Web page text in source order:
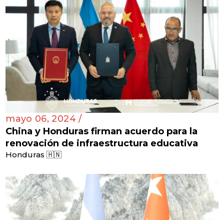
mayo 06, 2024 /
China y Honduras firman acuerdo para la
renovación de infraestructura educativa
Honduras 🇭🇳